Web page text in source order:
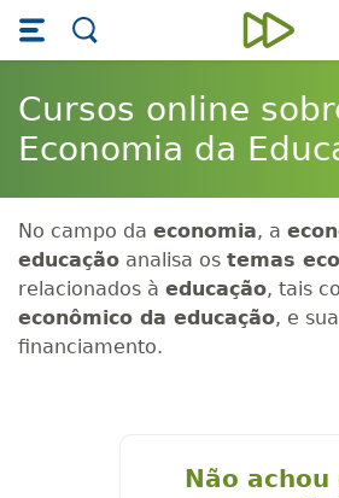
Skip main navigation
Skip to main content
Cursos online
Economia da
No campo da economia, a
educação analisa os temas
relacionados à educação, tais
econômico da educação, e
financiamento.
Não achou